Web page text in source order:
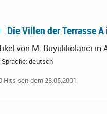
Die Villen der Terrasse
von M. Büyükkolanci
Sprache: deutsch
Hits seit dem 23.05.2001